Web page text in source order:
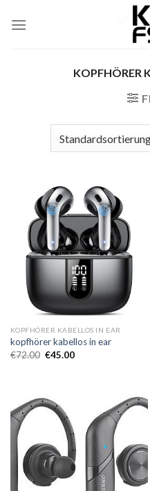
Inhalt
KOPFHÖRER
KOPFHÖRER KABELLOS IN EAR
kopfhörer kabellos in ear
€72.00 €45.00